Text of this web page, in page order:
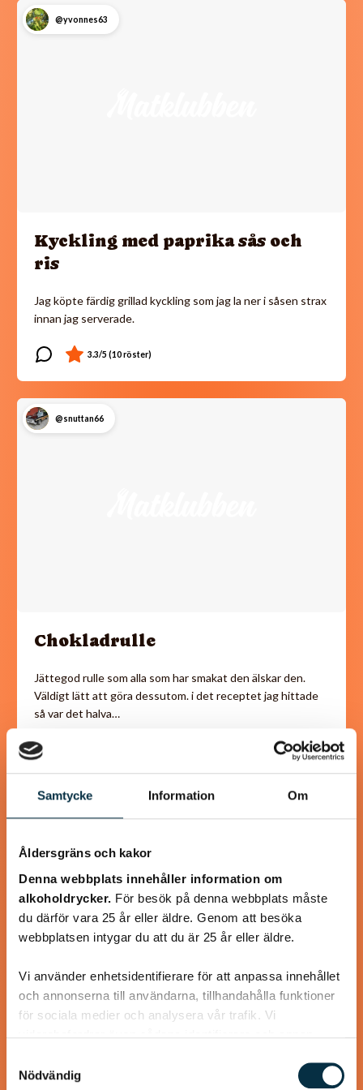
Samtycke Information Om
Åldersgräns och kakor
Denna webbplats innehåller information om
alkoholdrycker. För besök på denna webbplats måste
du därför vara 25 år eller äldre. Genom att besöka
webbplatsen intygar du att du är 25 år eller äldre.
Vi använder enhetsidentifierare för att anpassa innehållet
och annonserna till användarna, tillhandahålla funktioner
för sociala medier och analysera vår trafik. Vi
annons- och analysföretag som vi samarbetar med.
Nödvändig
@yvonnes63
Kyckling med paprika sås och
ris
Jag köpte färdig grillad kyckling som jag la ner i såsen strax
innan jag serverade.
@snuttan66
Chokladrulle
Jättegod rulle som alla som har smakat den älskar den.
Väldigt lätt att göra dessutom. i det receptet jag hittade
så var det halva…
En längtan till Turkisk mat